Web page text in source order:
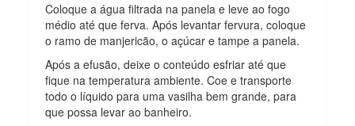
Coloque a água filtrada na panela e leve ao fogo
médio até que ferva. Após levantar fervura, coloque
o ramo de manjericão, o açúcar e tampe a panela.
Após a efusão, deixe o conteúdo esfriar até que
fique na temperatura ambiente. Coe e transporte
todo o líquido para uma vasilha bem grande, para
que possa levar ao banheiro.